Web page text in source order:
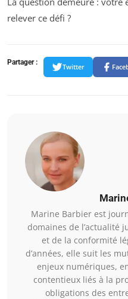
relever ce défi ?
Partager :
Twitter
Marine Barbier est
domaines de l’actualité
et de la conformité
d’années, elle suit les
enjeux numériques,
contentieux liés à la
obligations des